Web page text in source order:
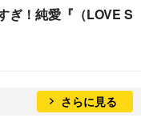
ぎ！純愛『（LOVE S
さらに見る